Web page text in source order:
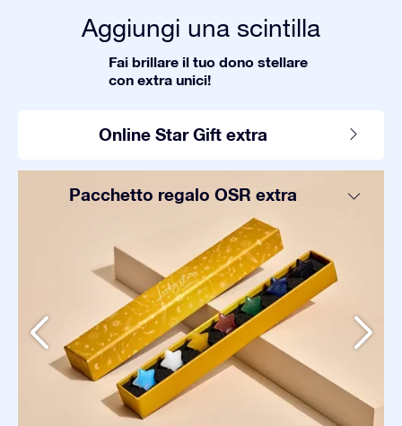
Aggiungi una scintilla
Fai brillare il tuo dono stellare
con extra unici!
Online Star Gift extra
Pacchetto regalo OSR extra